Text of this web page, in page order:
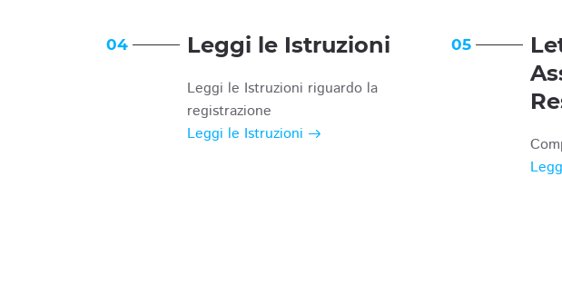
04 Leggi le Istruzioni
Leggi le Istruzioni riguardo la
registrazione
Leggi le Istruzioni
05